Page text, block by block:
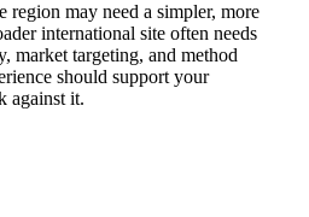
region may need a simpler, more
international site often needs
market targeting, and method
should support your
against it.